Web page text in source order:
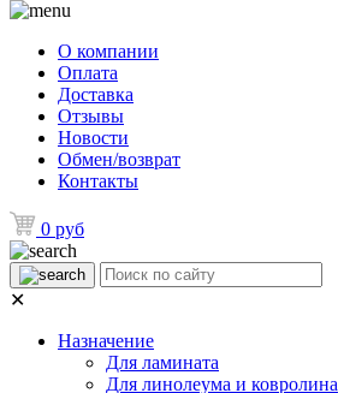
О компании
Оплата
Доставка
Отзывы
Новости
Обмен/возврат
Контакты
0 руб
✕
Назначение
Для ламината
Для линолеума и ковролина